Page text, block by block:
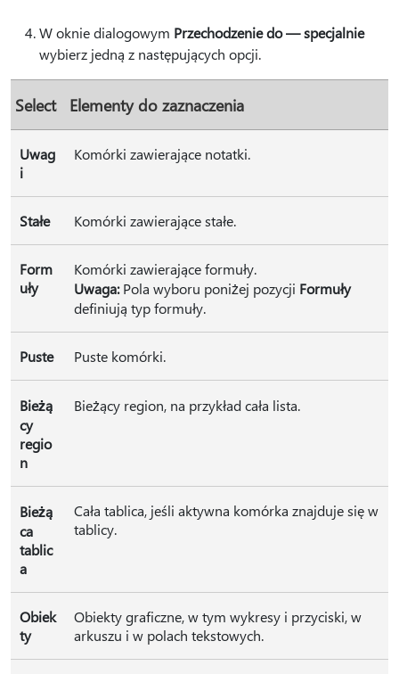
W oknie dialogowym Przechodzenie do — specjalnie
wybierz jedną z następujących opcji.
Select Elementy do zaznaczenia
Uwag
i
Komórki zawierające notatki.
Stałe Komórki zawierające stałe.
Form
uły
Komórki zawierające formuły.
Uwaga:Pola wyboru poniżej pozycji Formuły
definiują typ formuły.
Puste Puste komórki.
Bieżą
cy
regio
n
Bieżący region, na przykład cała lista.
Bieżą
ca
tablic
a
Cała tablica, jeśli aktywna komórka znajduje się w
tablicy.
Obiek
ty
Obiekty graficzne, w tym wykresy i przyciski, w
arkuszu i w polach tekstowych.